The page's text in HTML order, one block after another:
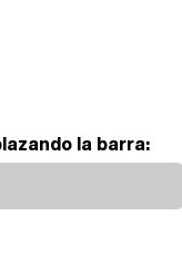
la barra: